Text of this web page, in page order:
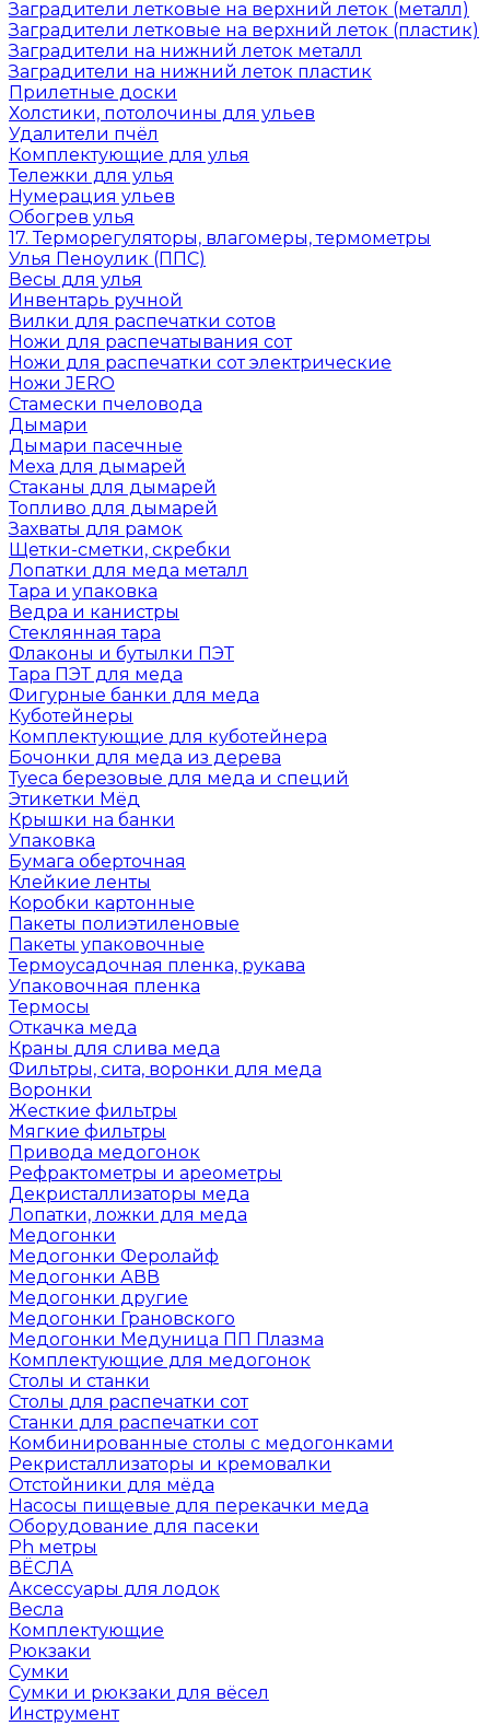
Заградители летковые на верхний леток (металл)
Заградители летковые на верхний леток (пластик)
Заградители на нижний леток металл
Заградители на нижний леток пластик
Прилетные доски
Холстики, потолочины для ульев
Удалители пчёл
Комплектующие для улья
Тележки для улья
Нумерация ульев
Обогрев улья
17. Терморегуляторы, влагомеры, термометры
Улья Пеноулик (ППС)
Весы для улья
Инвентарь ручной
Вилки для распечатки сотов
Ножи для распечатывания сот
Ножи для распечатки сот электрические
Ножи JERO
Стамески пчеловода
Дымари
Дымари пасечные
Меха для дымарей
Стаканы для дымарей
Топливо для дымарей
Захваты для рамок
Щетки-сметки, скребки
Лопатки для меда металл
Тара и упаковка
Ведра и канистры
Стеклянная тара
Флаконы и бутылки ПЭТ
Тара ПЭТ для меда
Фигурные банки для меда
Куботейнеры
Комплектующие для куботейнера
Бочонки для меда из дерева
Туеса березовые для меда и специй
Этикетки Мёд
Крышки на банки
Упаковка
Бумага оберточная
Клейкие ленты
Коробки картонные
Пакеты полиэтиленовые
Пакеты упаковочные
Термоусадочная пленка, рукава
Упаковочная пленка
Термосы
Откачка меда
Краны для слива меда
Фильтры, сита, воронки для меда
Воронки
Жесткие фильтры
Мягкие фильтры
Привода медогонок
Рефрактометры и ареометры
Декристаллизаторы меда
Лопатки, ложки для меда
Медогонки
Медогонки Феролайф
Медогонки АВВ
Медогонки другие
Медогонки Грановского
Медогонки Медуница ПП Плазма
Комплектующие для медогонок
Столы и станки
Столы для распечатки сот
Станки для распечатки сот
Комбинированные столы с медогонками
Рекристаллизаторы и кремовалки
Отстойники для мёда
Насосы пищевые для перекачки меда
Оборудование для пасеки
Ph метры
ВЁСЛА
Аксессуары для лодок
Весла
Комплектующие
Рюкзаки
Сумки
Сумки и рюкзаки для вёсел
Инструмент